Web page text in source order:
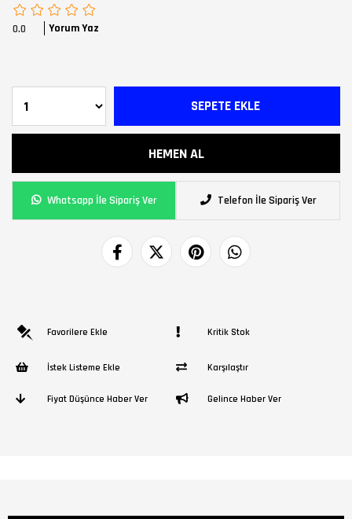
0.0 Yorum Yaz
Whatsapp İle Sipariş Ver Telefon İle Sipariş Ver
Favorilere Ekle Kritik Stok
İstek Listeme Ekle Karşılaştır
Fiyat Düşünce Haber Ver Gelince Haber Ver